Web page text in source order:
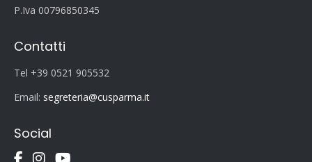
P.Iva 00796850345
Contatti
Tel +39 0521 905532
Email: segreteria@cusparma.it
Social